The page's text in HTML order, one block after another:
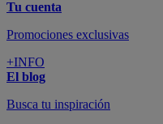
Tu cuenta
Promociones exclusivas
+INFO
El blog
Busca tu inspiración